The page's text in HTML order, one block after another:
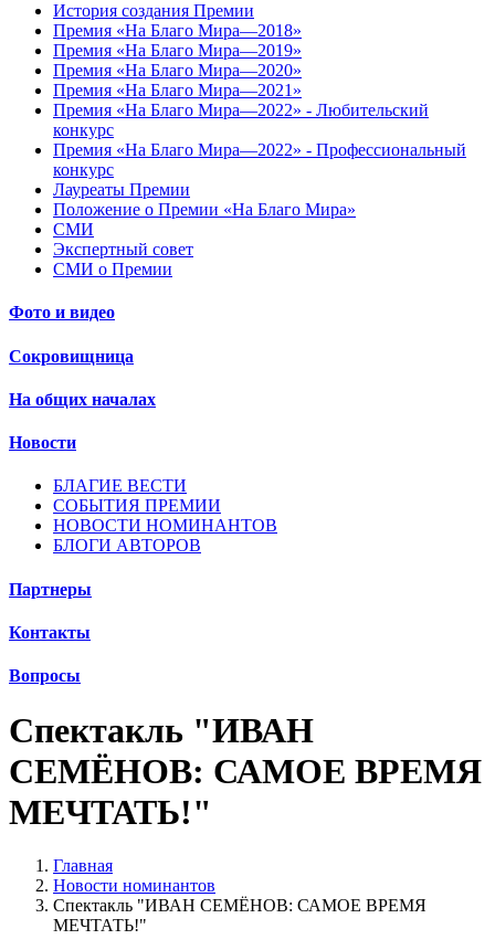
История создания Премии
Премия «На Благо Мира—2018»
Премия «На Благо Мира—2019»
Премия «На Благо Мира—2020»
Премия «На Благо Мира—2021»
Премия «На Благо Мира—2022» - Любительский
конкурс
Премия «На Благо Мира—2022» - Профессиональный
конкурс
Лауреаты Премии
Положение о Премии «На Благо Мира»
СМИ
Экспертный совет
СМИ о Премии
Фото и видео
Сокровищница
На общих началах
Новости
БЛАГИЕ ВЕСТИ
СОБЫТИЯ ПРЕМИИ
НОВОСТИ НОМИНАНТОВ
БЛОГИ АВТОРОВ
Партнеры
Контакты
Вопросы
Спектакль "ИВАН
СЕМЁНОВ: САМОЕ ВРЕМЯ
МЕЧТАТЬ!"
Главная
Новости номинантов
Спектакль "ИВАН СЕМЁНОВ: САМОЕ ВРЕМЯ
МЕЧТАТЬ!"